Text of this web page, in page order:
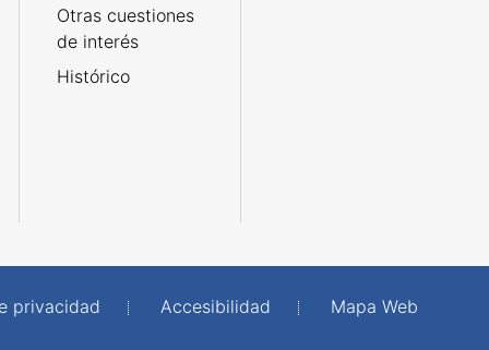
Otras cuestiones
de interés
Histórico
privacidad Accesibilidad Mapa Web